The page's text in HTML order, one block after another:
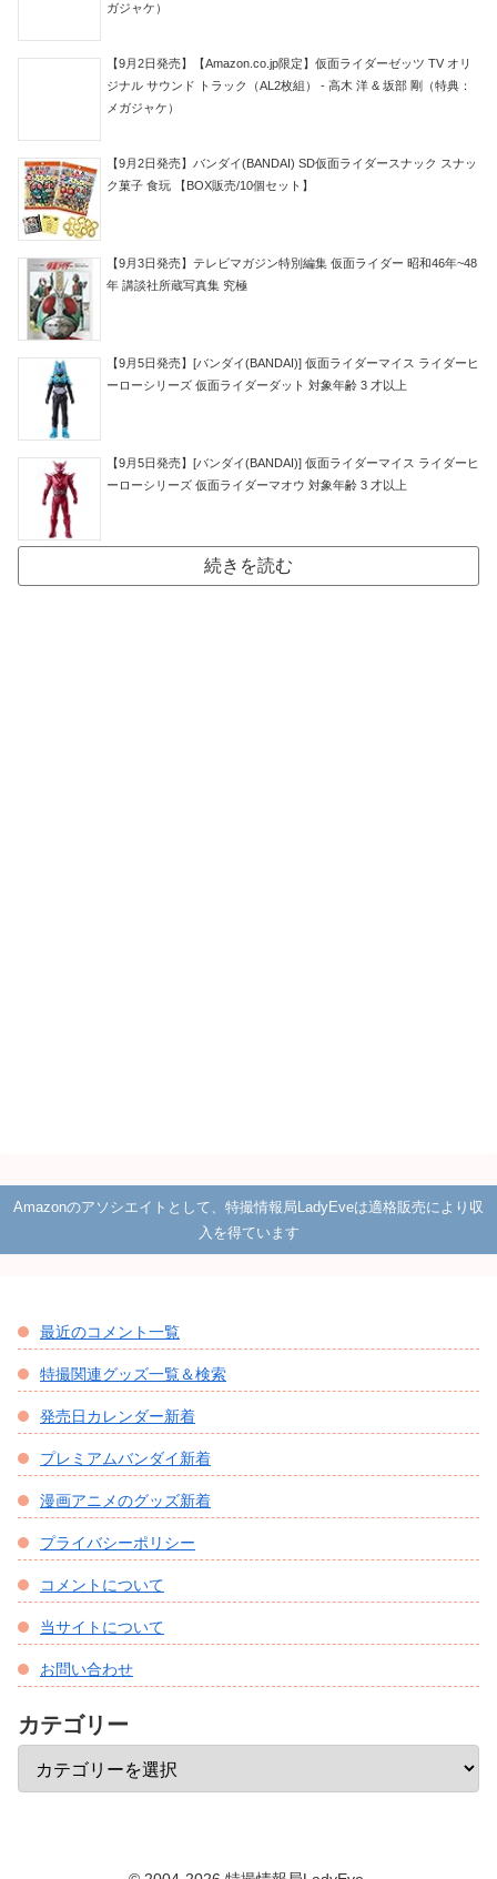
ガジャケ）
【9月2日発売】【Amazon.co.jp限定】仮面ライダーゼッツ TV オリ
ジナル サウンド トラック（AL2枚組） - 高木 洋 & 坂部 剛（特典：
メガジャケ）
【9月2日発売】バンダイ(BANDAI) SD仮面ライダースナック スナッ
ク菓子 食玩 【BOX販売/10個セット】
【9月3日発売】テレビマガジン特別編集 仮面ライダー 昭和46年~48
年 講談社所蔵写真集 究極
【9月5日発売】[バンダイ(BANDAI)] 仮面ライダーマイス ライダーヒ
ーローシリーズ 仮面ライダーダット 対象年齢 3 才以上
【9月5日発売】[バンダイ(BANDAI)] 仮面ライダーマイス ライダーヒ
ーローシリーズ 仮面ライダーマオウ 対象年齢 3 才以上
続きを読む
Amazonのアソシエイトとして、特撮情報局LadyEveは適格販売により収
入を得ています
最近のコメント一覧
特撮関連グッズ一覧＆検索
発売日カレンダー新着
プレミアムバンダイ新着
漫画アニメのグッズ新着
プライバシーポリシー
コメントについて
当サイトについて
お問い合わせ
カテゴリー